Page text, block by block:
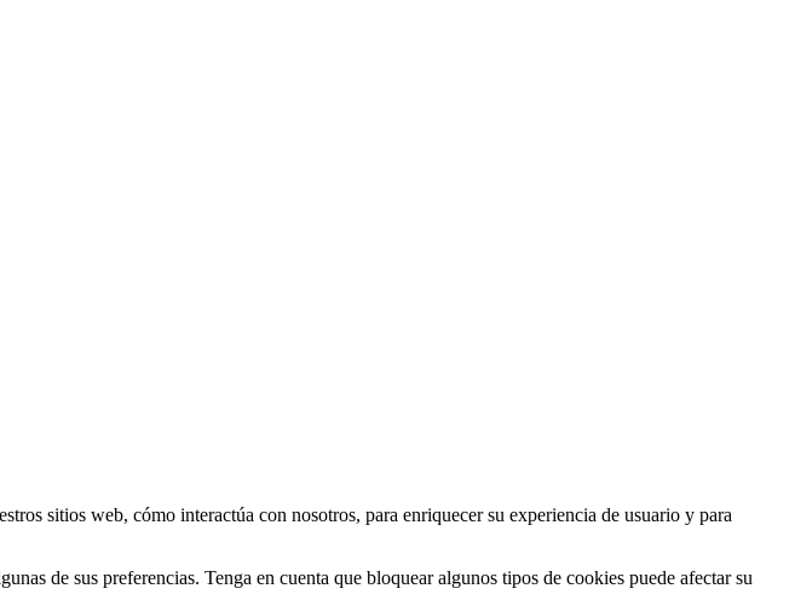
sitios web, cómo interactúa con nosotros, para enriquecer su experiencia de usuario y para
de sus preferencias. Tenga en cuenta que bloquear algunos tipos de cookies puede afectar su